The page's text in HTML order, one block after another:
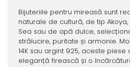
Bijuteriile pentru mireasă sunt
naturale de cultură, de tip Akoya,
Sea sau de apă dulce,
strălucire, puritate și armonie.
14K sau argint 925, aceste
eleganță firească și o